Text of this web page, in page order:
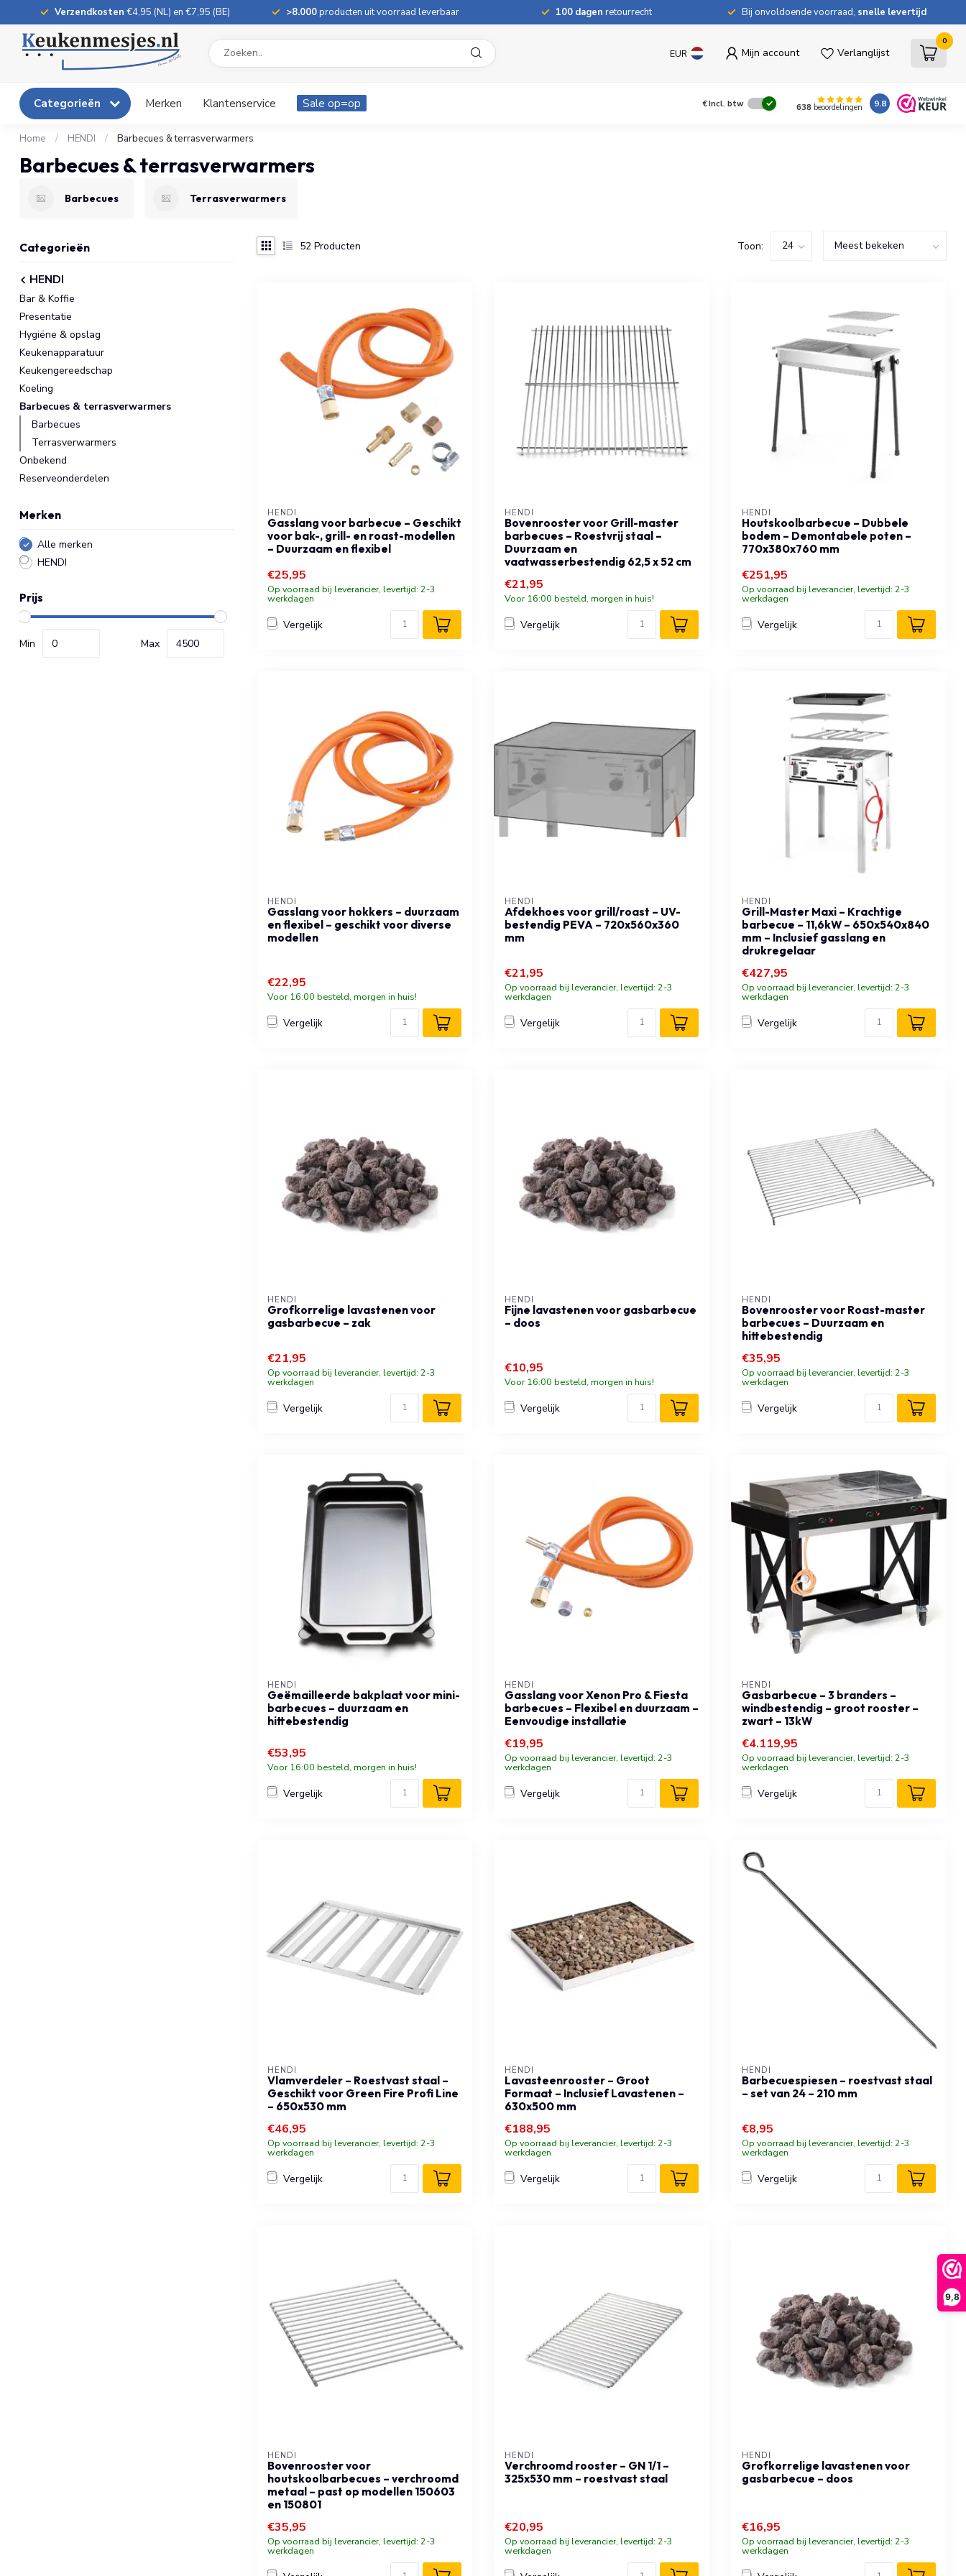
9,8
Verzendkosten €4,95 (NL) en €7,95 (BE) >8.000producten uit voorraad leverbaar 100 dagen retourrecht Bij onvoldoende voorraad, snelle levertijd
EUR Mijn account Verlanglijst
0
Categorieën Merken Klantenservice Sale op=op €Incl. btw 638 beoordelingen 9.8
Home / HENDI / Barbecues & terrasverwarmers
Barbecues & terrasverwarmers
Barbecues Terrasverwarmers
Categorieën
HENDI
Bar & Koffie
Presentatie
Hygiëne & opslag
Keukenapparatuur
Keukengereedschap
Koeling
Barbecues & terrasverwarmers
Barbecues
Terrasverwarmers
Onbekend
Reserveonderdelen
Merken
Alle merken
HENDI
Prijs
Min Max
52 Producten Toon:
HENDI
Gasslang voor barbecue – Geschikt
voor bak-, grill- en roast-modellen
– Duurzaam en flexibel
€25,95
Op voorraad bij leverancier, levertijd: 2-3
werkdagen
Vergelijk
HENDI
Bovenrooster voor Grill-master
barbecues – Roestvrij staal –
Duurzaam en
vaatwasserbestendig 62,5 x 52 cm
€21,95
Voor 16:00 besteld, morgen in huis!
Vergelijk
HENDI
Houtskoolbarbecue – Dubbele
bodem – Demontabele poten –
770x380x760 mm
€251,95
Op voorraad bij leverancier, levertijd: 2-3
werkdagen
Vergelijk
HENDI
Gasslang voor hokkers – duurzaam
en flexibel – geschikt voor diverse
modellen
€22,95
Voor 16:00 besteld, morgen in huis!
Vergelijk
HENDI
Afdekhoes voor grill/roast – UV-
bestendig PEVA – 720x560x360
mm
€21,95
Op voorraad bij leverancier, levertijd: 2-3
werkdagen
Vergelijk
HENDI
Grill-Master Maxi – Krachtige
barbecue – 11,6kW – 650x540x840
mm – Inclusief gasslang en
drukregelaar
€427,95
Op voorraad bij leverancier, levertijd: 2-3
werkdagen
Vergelijk
HENDI
Grofkorrelige lavastenen voor
gasbarbecue – zak
€21,95
Op voorraad bij leverancier, levertijd: 2-3
werkdagen
Vergelijk
HENDI
Fijne lavastenen voor gasbarbecue
– doos
€10,95
Voor 16:00 besteld, morgen in huis!
Vergelijk
HENDI
Bovenrooster voor Roast-master
barbecues – Duurzaam en
hittebestendig
€35,95
Op voorraad bij leverancier, levertijd: 2-3
werkdagen
Vergelijk
HENDI
Geëmailleerde bakplaat voor mini-
barbecues – duurzaam en
hittebestendig
€53,95
Voor 16:00 besteld, morgen in huis!
Vergelijk
HENDI
Gasslang voor Xenon Pro & Fiesta
barbecues – Flexibel en duurzaam –
Eenvoudige installatie
€19,95
Op voorraad bij leverancier, levertijd: 2-3
werkdagen
Vergelijk
HENDI
Gasbarbecue – 3 branders –
windbestendig – groot rooster –
zwart – 13kW
€4.119,95
Op voorraad bij leverancier, levertijd: 2-3
werkdagen
Vergelijk
HENDI
Vlamverdeler – Roestvast staal –
Geschikt voor Green Fire Profi Line
– 650x530 mm
€46,95
Op voorraad bij leverancier, levertijd: 2-3
werkdagen
Vergelijk
HENDI
Lavasteenrooster – Groot
Formaat – Inclusief Lavastenen –
630x500 mm
€188,95
Op voorraad bij leverancier, levertijd: 2-3
werkdagen
Vergelijk
HENDI
Barbecuespiesen – roestvast staal
– set van 24 – 210 mm
€8,95
Op voorraad bij leverancier, levertijd: 2-3
werkdagen
Vergelijk
HENDI
Bovenrooster voor
houtskoolbarbecues – verchroomd
metaal – past op modellen 150603
en 150801
€35,95
Op voorraad bij leverancier, levertijd: 2-3
werkdagen
HENDI
Verchroomd rooster – GN 1/1 –
325x530 mm – roestvast staal
€20,95
Op voorraad bij leverancier, levertijd: 2-3
werkdagen
HENDI
Grofkorrelige lavastenen voor
gasbarbecue – doos
€16,95
Op voorraad bij leverancier, levertijd: 2-3
werkdagen